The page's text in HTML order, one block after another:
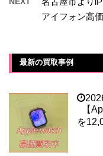
アイフォン高
最新の買取事例
【
を